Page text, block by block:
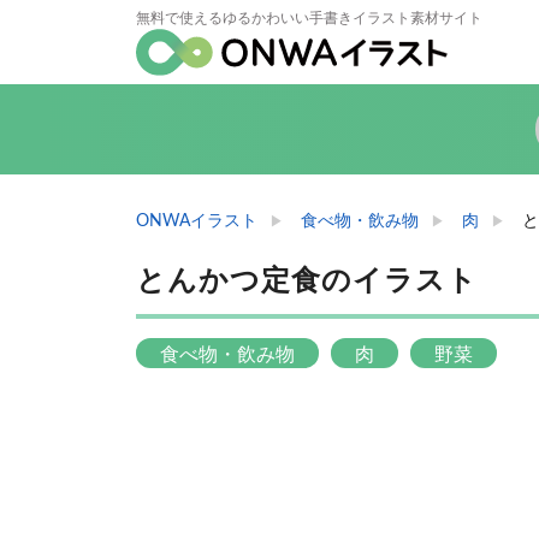
無料で使えるゆるかわいい手書きイラスト素材サイト
ONWAイラスト 食べ物・飲み物 肉
とんかつ定食のイラスト
食べ物・飲み物 肉 野菜